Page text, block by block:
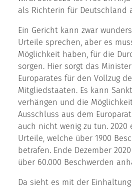
als Richterin für Deutschland
Ein Gericht kann zwar
Urteile sprechen, aber es
Möglichkeit haben, für die
sorgen. Hier sorgt das
Europarates für den Vollzug
Mitgliedstaaten. Es kann
verhängen und die
Ausschluss aus dem
auch nicht wenig zu tun. 2020
Urteile, welche über 1900
betrafen. Ende Dezember
über 60.000 Beschwerden
Da sieht es mit der